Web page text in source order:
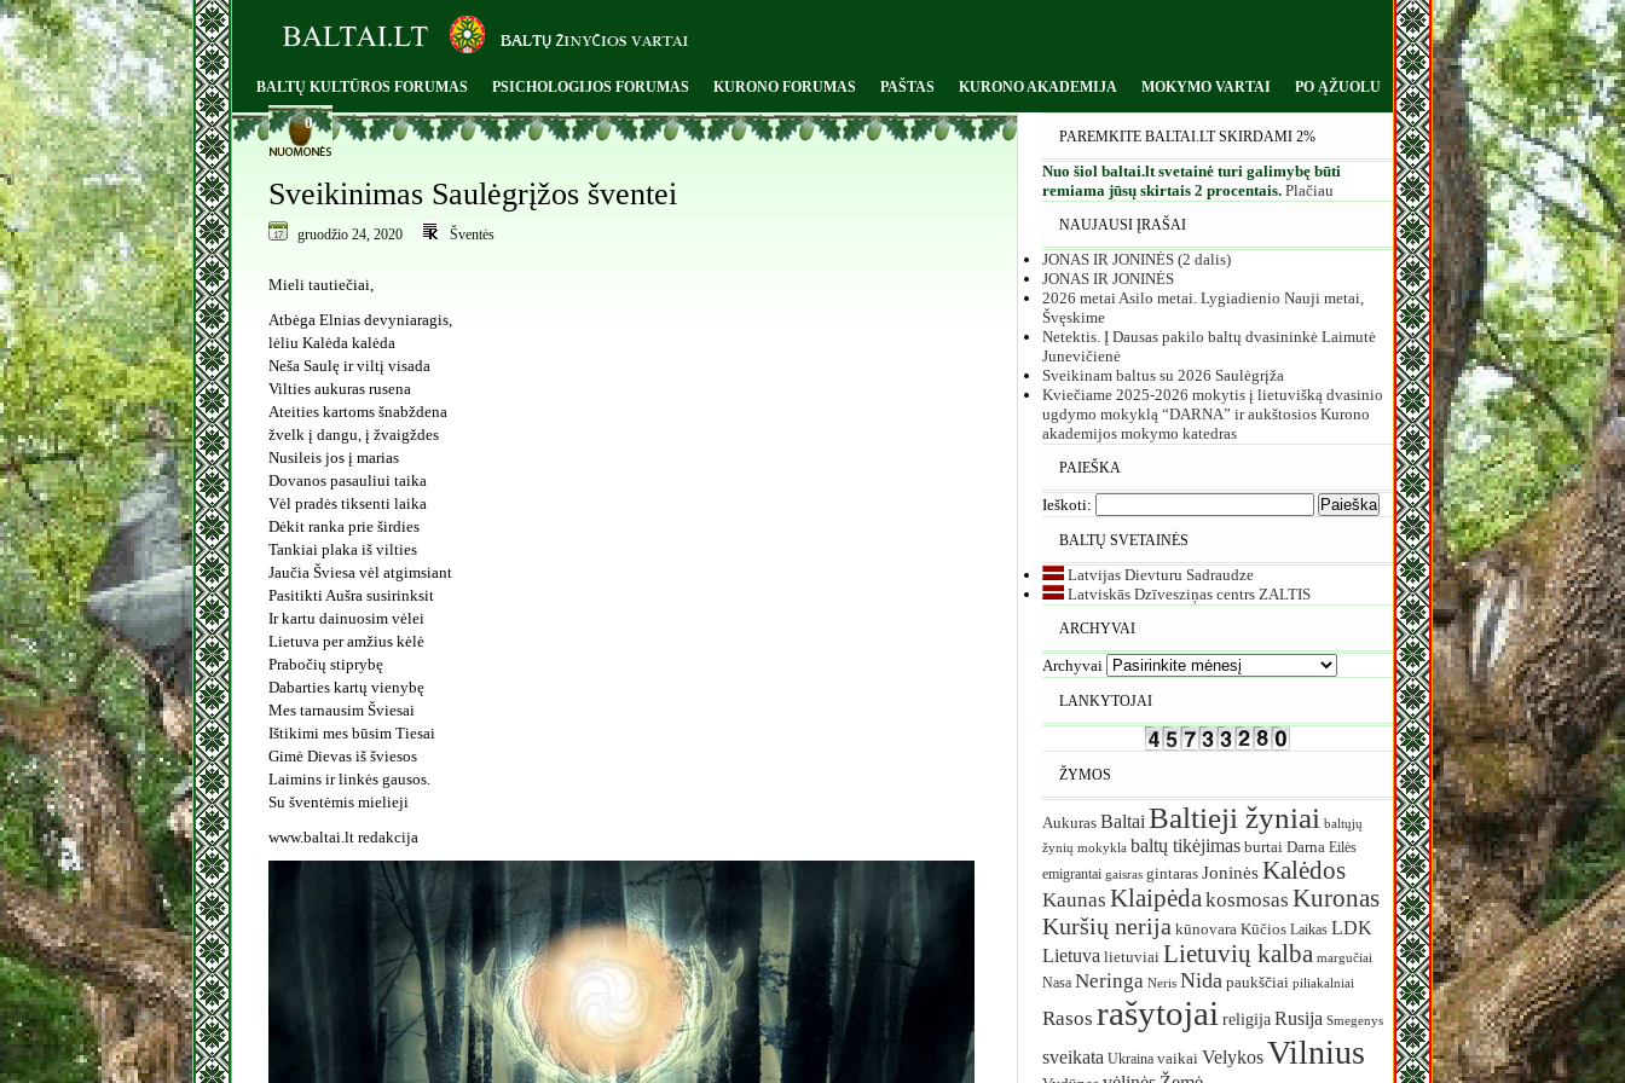
BALTŲ KULTŪROS FORUMAS PSICHOLOGIJOS FORUMAS KURONO FORUMAS PAŠTAS KURONO AKADEMIJA MOKYMO VARTAI PO ĄŽUOLU
0
Sveikinimas Saulėgrįžos šventei
gruodžio 24, 2020 Šventės
Mieli tautiečiai,
Atbėga Elnias devyniaragis,
lėliu Kalėda kalėda
Neša Saulę ir viltį visada
Vilties aukuras rusena
Ateities kartoms šnabždena
žvelk į dangu, į žvaigždes
Nusileis jos į marias
Dovanos pasauliui taika
Vėl pradės tiksenti laika
Dėkit ranka prie širdies
Tankiai plaka iš vilties
Jaučia Šviesa vėl atgimsiant
Pasitikti Aušra susirinksit
Ir kartu dainuosim vėlei
Lietuva per amžius kėlė
Prabočių stiprybę
Dabarties kartų vienybę
Mes tarnausim Šviesai
Ištikimi mes būsim Tiesai
Gimė Dievas iš šviesos
Laimins ir linkės gausos.
Su šventėmis mielieji
www.baltai.lt redakcija
PAREMKITE BALTAI.LT SKIRDAMI 2%
Nuo šiol baltai.lt svetainė turi galimybę būti
remiama jūsų skirtais 2 procentais. Plačiau
NAUJAUSI ĮRAŠAI
JONAS IR JONINĖS (2 dalis)
JONAS IR JONINĖS
2026 metai Asilo metai. Lygiadienio Nauji metai,
Švęskime
Netektis. Į Dausas pakilo baltų dvasininkė Laimutė
Junevičienė
Sveikinam baltus su 2026 Saulėgrįža
Kviečiame 2025-2026 mokytis į lietuvišką dvasinio
ugdymo mokyklą “DARNA” ir aukštosios Kurono
akademijos mokymo katedras
PAIEŠKA
Ieškoti:
BALTŲ SVETAINĖS
Latvijas Dievturu Sadraudze
Latviskās Dzīvesziņas centrs ZALTIS
ARCHYVAI
Archyvai
LANKYTOJAI
ŽYMOS
Aukuras Baltai Baltieji žyniai baltųjų
žynių mokykla baltų tikėjimas burtai Darna Eilės
emigrantai gaisras gintaras JoninėsKalėdos
Kaunas Klaipėda kosmosas Kuronas
Kuršių nerija kūnovara Kūčios Laikas LDK
Lietuva lietuviai Lietuvių kalba margučiai
Nasa Neringa Neris Nida paukščiai piliakalniai
Rasos rašytojai religijaRusija Smegenys
sveikata Ukraina vaikai VelykosVilnius